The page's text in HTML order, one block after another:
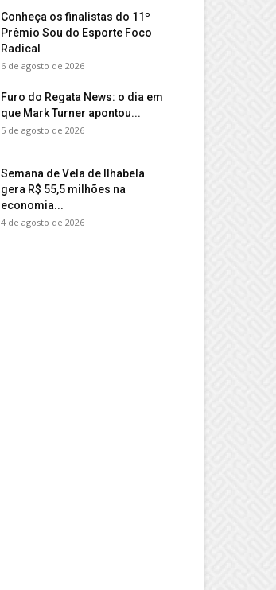
Conheça os finalistas do 11º
Prêmio Sou do Esporte Foco
Radical
6 de agosto de 2026
Furo do Regata News: o dia em
que Mark Turner apontou...
5 de agosto de 2026
Semana de Vela de Ilhabela
gera R$ 55,5 milhões na
economia...
4 de agosto de 2026